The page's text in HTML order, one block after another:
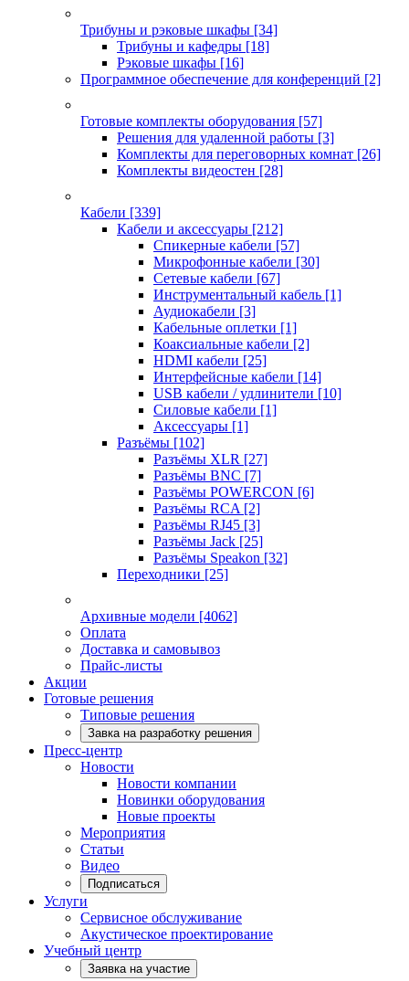
Трибуны и рэковые шкафы [34]
Трибуны и кафедры [18]
Рэковые шкафы [16]
Программное обеспечение для конференций [2]
Готовые комплекты оборудования [57]
Решения для удаленной работы [3]
Комплекты для переговорных комнат [26]
Комплекты видеостен [28]
Кабели [339]
Кабели и аксессуары [212]
Спикерные кабели [57]
Микрофонные кабели [30]
Сетевые кабели [67]
Инструментальный кабель [1]
Аудиокабели [3]
Кабельные оплетки [1]
Коаксиальные кабели [2]
HDMI кабели [25]
Интерфейсные кабели [14]
USB кабели / удлинители [10]
Силовые кабели [1]
Аксессуары [1]
Разъёмы [102]
Разъёмы XLR [27]
Разъёмы BNC [7]
Разъёмы POWERCON [6]
Разъёмы RCA [2]
Разъёмы RJ45 [3]
Разъёмы Jack [25]
Разъёмы Speakon [32]
Переходники [25]
Архивные модели [4062]
Оплата
Доставка и самовывоз
Прайс-листы
Акции
Готовые решения
Типовые решения
Завка на разработку решения
Пресс-центр
Новости
Новости компании
Новинки оборудования
Новые проекты
Мероприятия
Статьи
Видео
Подписаться
Услуги
Сервисное обслуживание
Акустическое проектирование
Учебный центр
Заявка на участие